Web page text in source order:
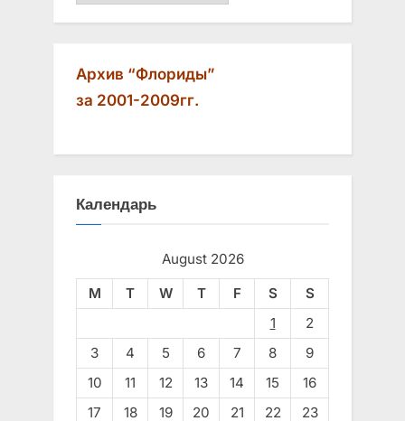
Архив “Флориды”
за 2001-2009гг.
Календарь
August 2026
M
T W T F S
S
1
2
3
4 5 6 7 8
9
10
11 12 13 14 15
16
17
18 19 20 21 22 23